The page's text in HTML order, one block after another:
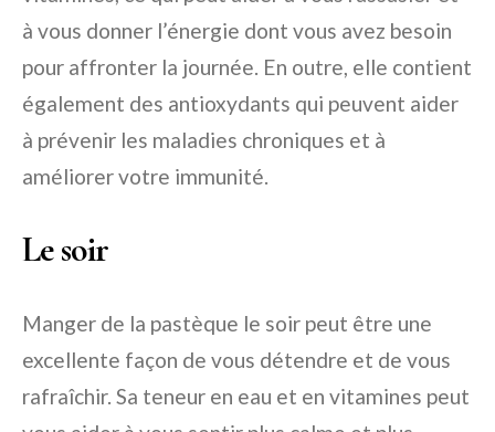
à vous donner l’énergie dont vous avez besoin
pour affronter la journée. En outre, elle contient
également des antioxydants qui peuvent aider
à prévenir les maladies chroniques et à
améliorer votre immunité.
Le soir
Manger de la pastèque le soir peut être une
excellente façon de vous détendre et de vous
rafraîchir. Sa teneur en eau et en vitamines peut